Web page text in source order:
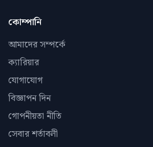
কোম্পানি
আমাদের সম্পর্কে
ক্যারিয়ার
যোগাযোগ
বিজ্ঞাপন দিন
গোপনীয়তা নীতি
সেবার শর্তাবলী